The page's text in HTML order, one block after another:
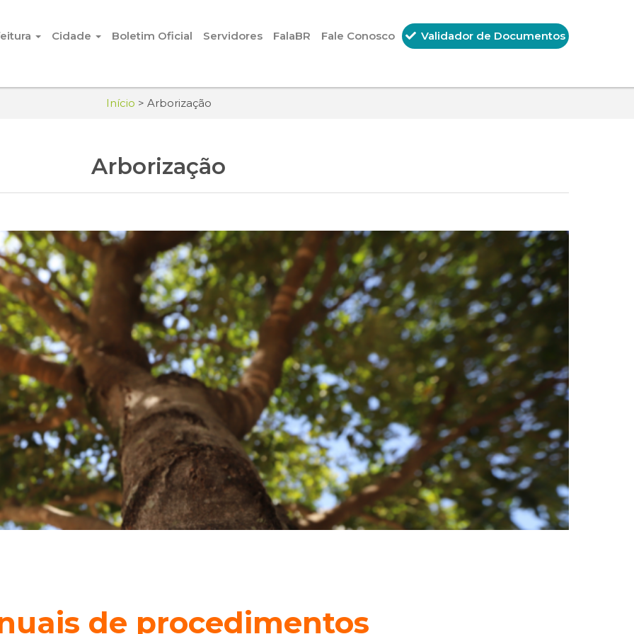
Cidade Boletim Oficial Servidores FalaBR Fale Conosco Validador de Documentos
Início > Arborização
Arborização
de procedimentos